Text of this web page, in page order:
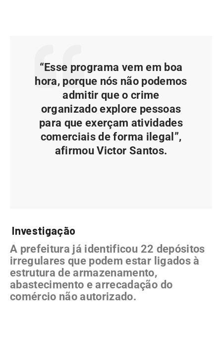
“Esse programa vem em boa
hora, porque nós não podemos
admitir que o crime
organizado explore pessoas
para que exerçam atividades
comerciais de forma ilegal”,
afirmou Victor Santos.
Investigação
A prefeitura já identificou 22 depósitos
irregulares que podem estar ligados à
estrutura de armazenamento,
abastecimento e arrecadação do
comércio não autorizado.